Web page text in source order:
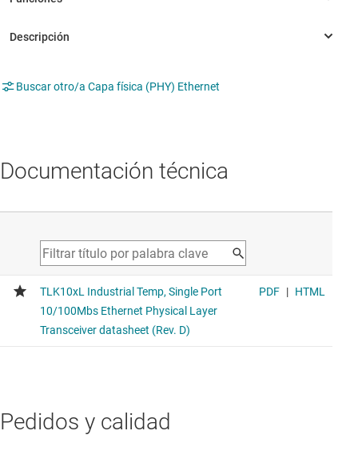
Buscar otro/a Capa física (PHY) Ethernet
Documentación técnica
Pedidos y calidad